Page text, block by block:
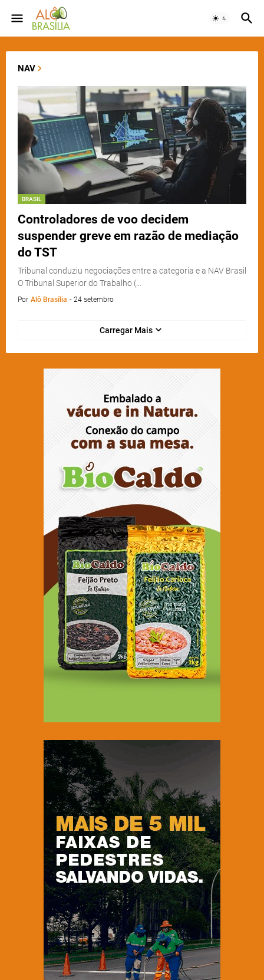
NAV
BRASIL
Controladores de voo decidem
suspender greve em razão de mediação
do TST
Tribunal conduziu negociações entre a categoria e a NAV Brasil
O Tribunal Superior do Trabalho (…
Por Alô Brasília - 24 setembro
Carregar Mais